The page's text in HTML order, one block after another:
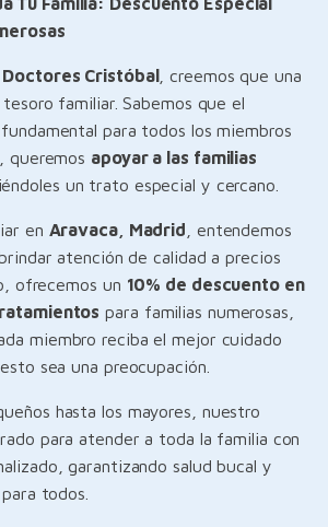
Doctores Cristóbal, creemos que una
familiar. Sabemos que el
para todos los miembros
queremos apoyar a las familias
un trato especial y cercano.
en Aravaca, Madrid , entendemos
atención de calidad a precios
ofrecemos un 10% de descuento en
para familias numerosas,
miembro reciba el mejor cuidado
sea una preocupación.
hasta los mayores, nuestro
para atender a toda la familia con
garantizando salud bucal y
todos.